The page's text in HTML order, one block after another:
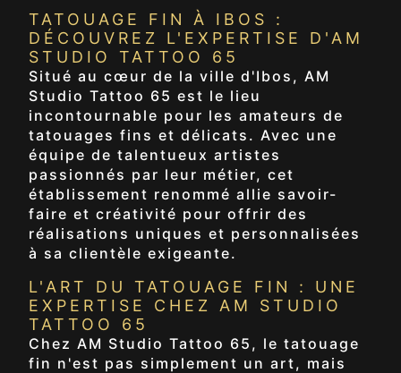
TATOUAGE FIN À IBOS :
DÉCOUVREZ L'EXPERTISE D'AM
STUDIO TATTOO 65
Situé au cœur de la ville d'Ibos, AM
Studio Tattoo 65 est le lieu
incontournable pour les amateurs de
tatouages fins et délicats. Avec une
équipe de talentueux artistes
passionnés par leur métier, cet
établissement renommé allie savoir-
faire et créativité pour offrir des
réalisations uniques et personnalisées
à sa clientèle exigeante.
L'ART DU TATOUAGE FIN : UNE
EXPERTISE CHEZ AM STUDIO
TATTOO 65
Chez AM Studio Tattoo 65, le tatouage
fin n'est pas simplement un art, mais